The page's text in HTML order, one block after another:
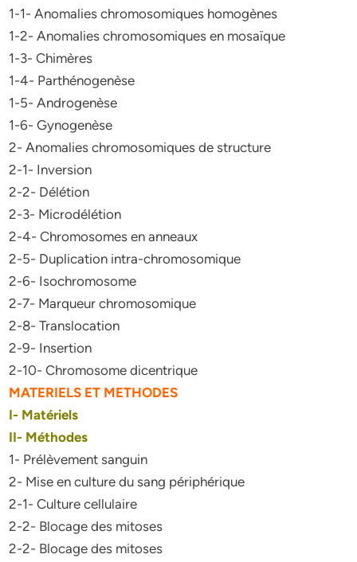
1-1- Anomalies chromosomiques homogènes
1-2- Anomalies chromosomiques en mosaïque
1-3- Chimères
1-4- Parthénogenèse
1-5- Androgenèse
1-6- Gynogenèse
2- Anomalies chromosomiques de structure
2-1- Inversion
2-2- Délétion
2-3- Microdélétion
2-4- Chromosomes en anneaux
2-5- Duplication intra-chromosomique
2-6- Isochromosome
2-7- Marqueur chromosomique
2-8- Translocation
2-9- Insertion
2-10- Chromosome dicentrique
MATERIELS ET METHODES
I- Matériels
II- Méthodes
1- Prélèvement sanguin
2- Mise en culture du sang périphérique
2-1- Culture cellulaire
2-2- Blocage des mitoses
2-2- Blocage des mitoses